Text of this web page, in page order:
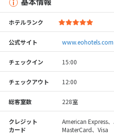
ホテルランク
公式サイト www.eohotels.com
チェックイン 15:00
チェックアウト 12:00
総客室数 228室
クレジット
カード
American Express
MasterCard、Visa